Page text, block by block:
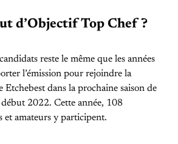
d’Objectif Top Chef ?
reste le même que les années
l’émission pour rejoindre la
Etchebest dans la prochaine saison de
2022. Cette année, 108
et amateurs y participent.